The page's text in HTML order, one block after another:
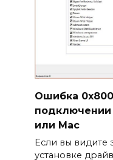
Ошибка
подключении
или Mac
Если вы видите
установке